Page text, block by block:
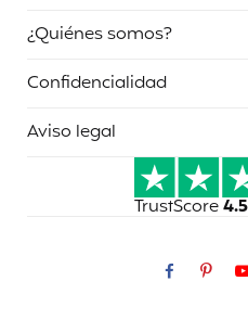
¿Quiénes somos?
Confidencialidad
Aviso legal
TrustScore4.5